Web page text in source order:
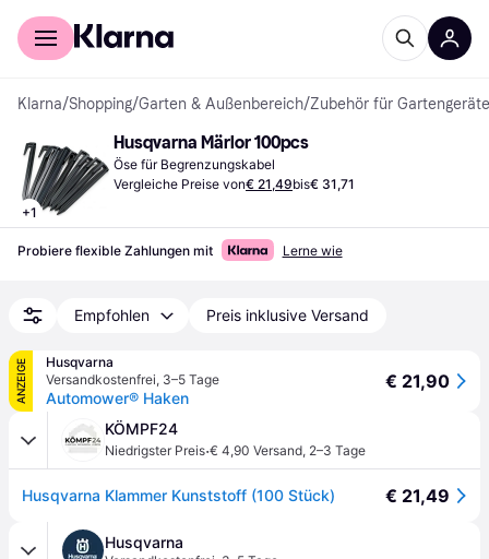
Für Shopper
Klarna/Shopping/Garten & Außenbereich/Zubehör für Gartengeräte
+1
Husqvarna Märlor 100pcs
Öse für Begrenzungskabel
Vergleiche Preise von€ 21,49bis€ 31,71
Probiere flexible Zahlungen mit Lerne wie
Empfohlen Preis inklusive Versand
ANZEIGE
Husqvarna
Versandkostenfrei, 3–5 Tage
Automower® Haken
€ 21,90
KÖMPF24
Niedrigster Preis·€ 4,90 Versand, 2–3 Tage
Husqvarna Klammer Kunststoff (100 Stück) € 21,49
Husqvarna